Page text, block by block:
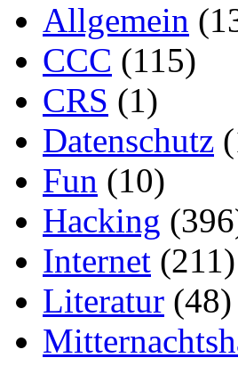
Allgemein
CCC (115)
CRS (1)
Datenschutz
Fun (10)
Hacking
Internet (211)
Literatur (48)